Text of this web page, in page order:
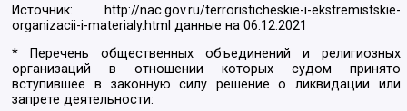
Источник:
http://nac.gov.ru/terroristicheskie-i-ekstremistskie-
organizacii-i-materialy.html данные на06.12.2021
* Перечень общественных объединений и религиозных
организаций в отношении которых судом принято
вступившее в законную силу решение о ликвидации или
запрете деятельности: